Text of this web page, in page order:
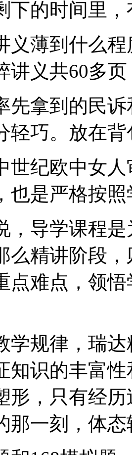
下的时间里
薄到什么程
讲义共60多
拿到的民诉
轻巧。放在
纪欧中女人
也是严格按
导学课程是
么精讲阶段
点难点，领
规律，瑞达
知识的丰富
形，只有经
那一刻，体